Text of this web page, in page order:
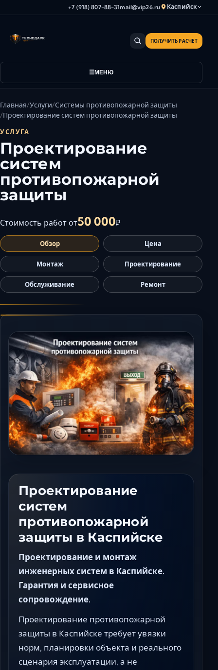
+7 (918) 807-88-31mail@vip26.ru Каспийск
Анапа
Владикавказ
Волгодонск
Кисловодск
Краснодар
Магас
Нальчик
Новороссийск
Пятигорск
Ростов-на-Дону
Севастополь
Симферополь
Сочи
Ставрополь
Таганрог
Черкесск
МЕНЮ
ПОЛУЧИТЬ РАСЧЕТ
Главная Услуги Системы противопожарной защиты
Проектирование систем противопожарной защиты
УСЛУГА
Проектирование
систем
противопожарной
защиты
Стоимость работ от50 000₽
Обзор Цена
Монтаж Проектирование
Обслуживание Ремонт
Проектирование
систем
противопожарной
защиты в Каспийске
Проектирование и монтаж
инженерных систем в Каспийске.
Гарантия и сервисное
сопровождение.
Проектирование противопожарной
защиты в Каспийске требует увязки
норм, планировки объекта и реального
сценария эксплуатации, а не